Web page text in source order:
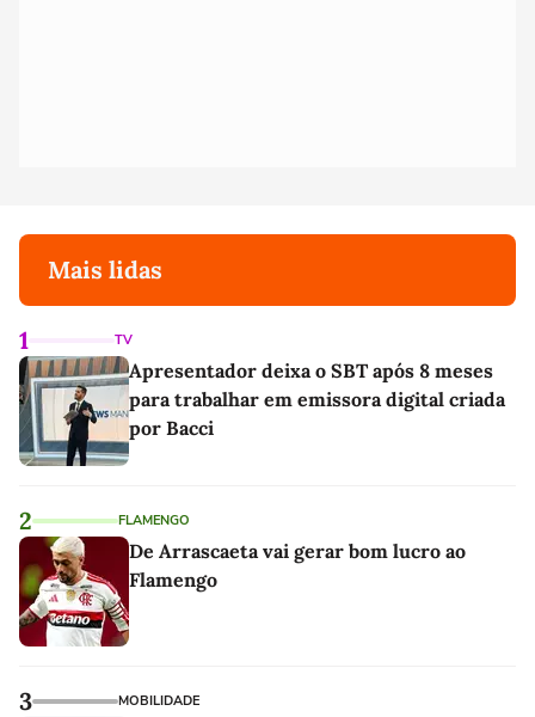
Mais lidas
1 TV
Apresentador deixa o SBT após 8 meses
para trabalhar em emissora digital criada
por Bacci
2 FLAMENGO
De Arrascaeta vai gerar bom lucro ao
Flamengo
3 MOBILIDADE